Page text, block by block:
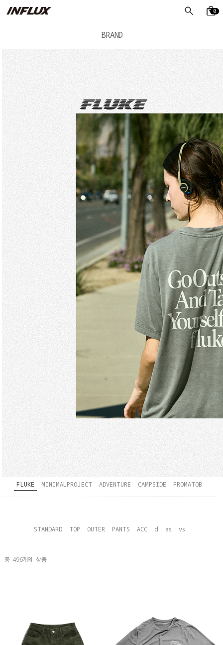
0
BRAND
FLUKE MINIMALPROJECT ADVENTURE CAMPSIDE FROMATOB
STANDARD TOP OUTER PANTS ACC d as vs
총 496개의 상품